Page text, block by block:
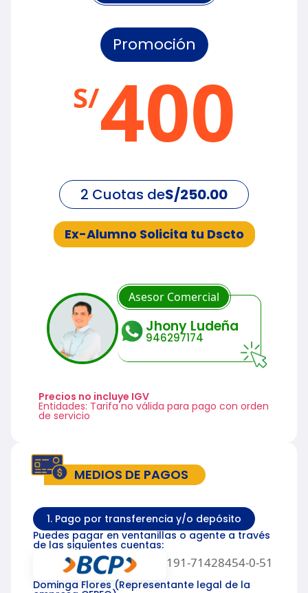
Promoción
S/400
2 Cuotas deS/250.00
Ex-Alumno Solicita tu Dscto
Jhony Ludeña
946297174
Asesor Comercial
Precios no incluye IGV
Entidades: Tarifa no válida para pago con orden
de servicio
MEDIOS DE PAGOS
1. Pago por transferencia y/o depósito
Puedes pagar en ventanillas o agente a través
de las siguientes cuentas:
191-71428454-0-51
Dominga Flores (Representante legal de la